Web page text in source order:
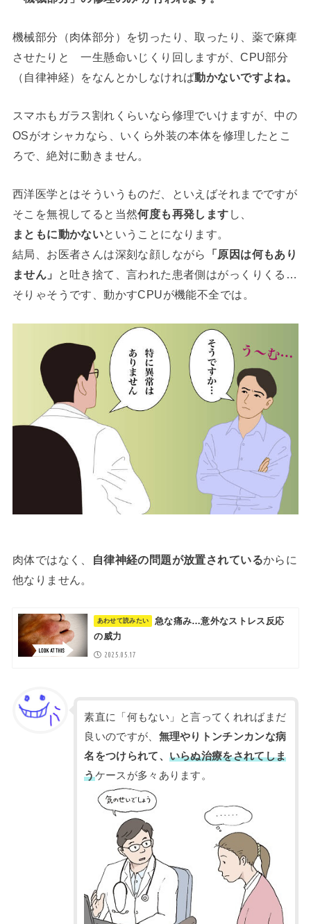
機械部分（肉体部分）を切ったり、取ったり、薬で麻痺
させたりと 一生懸命いじくり回しますが、CPU部分
（自律神経）をなんとかしなければ動かないですよね。
スマホもガラス割れくらいなら修理でいけますが、中の
OSがオシャカなら、いくら外装の本体を修理したとこ
ろで、絶対に動きません。
西洋医学とはそういうものだ、といえばそれまでですが
そこを無視してると当然何度も再発します し、
まともに動かないということになります。
結局、お医者さんは深刻な顔しながら
「原因は何もあり
ません」
と吐き捨て、言われた患者側はがっくりくる…
そりゃそうです、動かすCPUが機能不全では。
肉体ではなく、 自律神経の問題が放置されているからに
他なりません。
急な痛み…意外なストレス反応
の威力
2025.05.17
素直に「何もない」と言ってくれればまだ
良いのですが、 無理やりトンチンカンな病
名をつけられて、 いらぬ治療をされてしま
うケースが多々あります。